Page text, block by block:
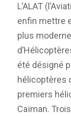
L’ALAT
enfin mettre
plus
été désigné
hélicoptères
premiers
Caïman.